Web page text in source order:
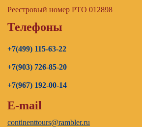
Реестровый номер РТО 012898
Телефоны
+7(499) 115-63-22
+7(903) 726-85-20
+7(967) 192-00-14
E-mail
continenttours@rambler.ru